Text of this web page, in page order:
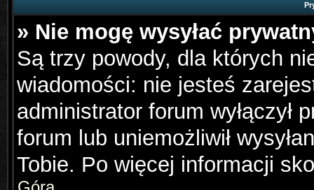
» Nie mogę wysyłać
Są trzy powody, dla których
wiadomości: nie jesteś
administrator forum wyłączył
forum lub uniemożliwił
Tobie. Po więcej informacji